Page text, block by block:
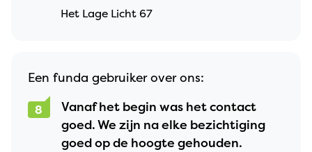
Ook het aanleveren van documenten
Het Lage Licht 67
Een funda gebruiker over ons:
8
Vanaf het begin was het contact
goed. We zijn na elke bezichtiging
goed op de hoogte gehouden.